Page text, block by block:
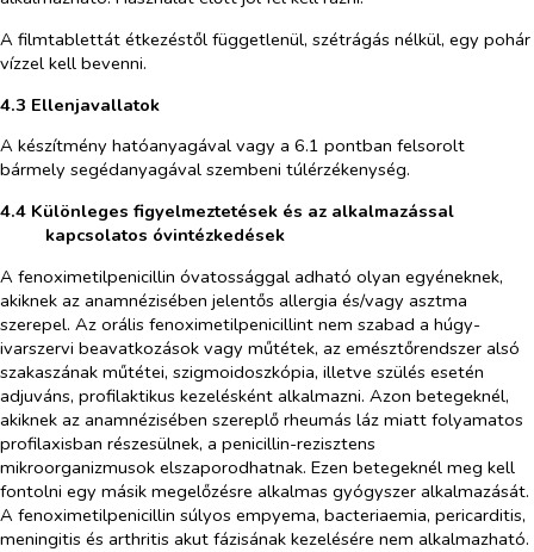
A filmtablettát étkezéstől függetlenül, szétrágás nélkül, egy pohár
vízzel kell bevenni.
4.3 Ellenjavallatok
A készítmény hatóanyagával vagy a 6.1 pontban felsorolt
bármely segédanyagával szembeni túlérzékenység.
4.4 Különleges figyelmeztetések és az alkalmazással
kapcsolatos óvintézkedések
A fenoximetilpenicillin óvatossággal adható olyan egyéneknek,
akiknek az anamnézisében jelentős allergia és/vagy asztma
szerepel. Az orális fenoximetilpenicillint nem szabad a húgy-
ivarszervi beavatkozások vagy műtétek, az emésztőrendszer alsó
szakaszának műtétei, szigmoidoszkópia, illetve szülés esetén
adjuváns, profilaktikus kezelésként alkalmazni. Azon betegeknél,
akiknek az anamnézisében szereplő rheumás láz miatt folyamatos
profilaxisban részesülnek, a penicillin-rezisztens
mikroorganizmusok elszaporodhatnak. Ezen betegeknél meg kell
fontolni egy másik megelőzésre alkalmas gyógyszer alkalmazását.
A fenoximetilpenicillin súlyos empyema, bacteriaemia, pericarditis,
meningitis és arthritis akut fázisának kezelésére nem alkalmazható.